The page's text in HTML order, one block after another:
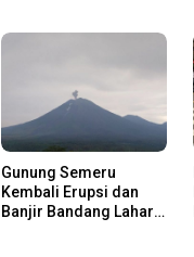
Gunung Semeru
Kembali Erupsi dan
Banjir Bandang Lahar